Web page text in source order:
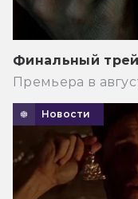
Финальный
Премьера в
Новости